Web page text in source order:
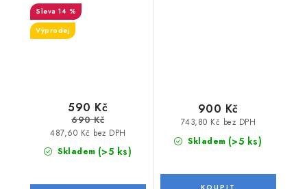
14 %
Výprodej
Skladem (>5 ks)
487,60 Kč bez DPH
590 Kč
690 Kč
Skladem (>5 ks)
743,80 Kč bez DPH
900 Kč